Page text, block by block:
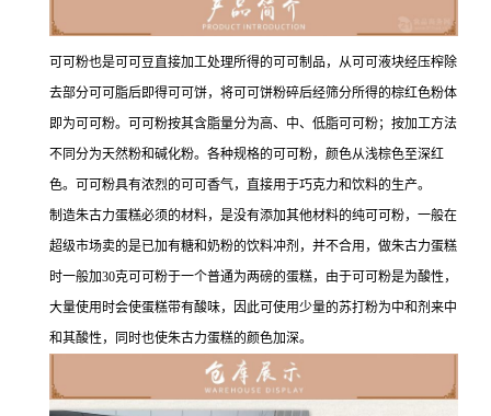
可可粉也是可可豆直接加工处理所得的可可制品，从可可液块经压榨除
去部分可可脂后即得可可饼，将可可饼粉碎后经筛分所得的棕红色粉体
即为可可粉。可可粉按其含脂量分为高、中、低脂可可粉；按加工方法
不同分为天然粉和碱化粉。各种规格的可可粉，颜色从浅棕色至深红
色。可可粉具有浓烈的可可香气，直接用于巧克力和饮料的生产。
制造朱古力蛋糕必须的材料，是没有添加其他材料的纯可可粉，一般在
超级市场卖的是已加有糖和奶粉的饮料冲剂，并不合用，做朱古力蛋糕
时一般加30克可可粉于一个普通为两磅的蛋糕，由于可可粉是为酸性，
大量使用时会使蛋糕带有酸味，因此可使用少量的苏打粉为中和剂来中
和其酸性，同时也使朱古力蛋糕的颜色加深。